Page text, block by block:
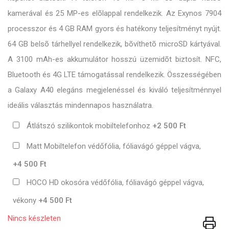
kamerával és 25 MP-es elõlappal rendelkezik. Az Exynos 7904
processzor és 4 GB RAM gyors és hatékony teljesítményt nyújt.
64 GB belsõ tárhellyel rendelkezik, bõvíthetõ microSD kártyával.
A 3100 mAh-es akkumulátor hosszú üzemidõt biztosít. NFC,
Bluetooth és 4G LTE támogatással rendelkezik. Összességében
a Galaxy A40 elegáns megjelenéssel és kiváló teljesítménnyel
ideális választás mindennapos használatra.
Átlátszó szilikontok mobiltelefonhoz +2 500 Ft
Matt Mobiltelefon védőfólia, fóliavágó géppel vágva,
+4 500 Ft
HOCO HD okosóra védőfólia, fóliavágó géppel vágva,
vékony +4 500 Ft
Nincs készleten